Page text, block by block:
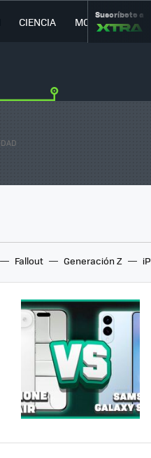
CIENCIA MOVILIDAD
Suscríbete a
Fallout Generación Z